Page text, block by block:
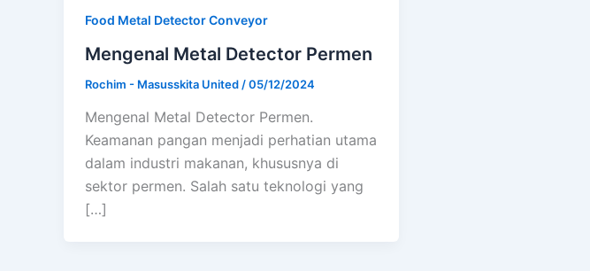
Food Metal Detector Conveyor
Mengenal Metal Detector Permen
Rochim - Masusskita United /05/12/2024
Mengenal Metal Detector Permen.
Keamanan pangan menjadi perhatian utama
dalam industri makanan, khususnya di
sektor permen. Salah satu teknologi yang
[…]